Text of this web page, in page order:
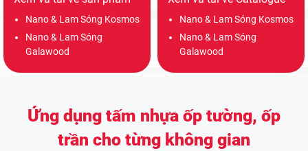
Nano & Lam Sóng Kosmos
Nano & Lam Sóng
Galawood
Nano & Lam Sóng Kosmos
Nano & Lam Sóng
Galawood
Ứng dụng tấm nhựa ốp tường, ốp
trần cho từng không gian